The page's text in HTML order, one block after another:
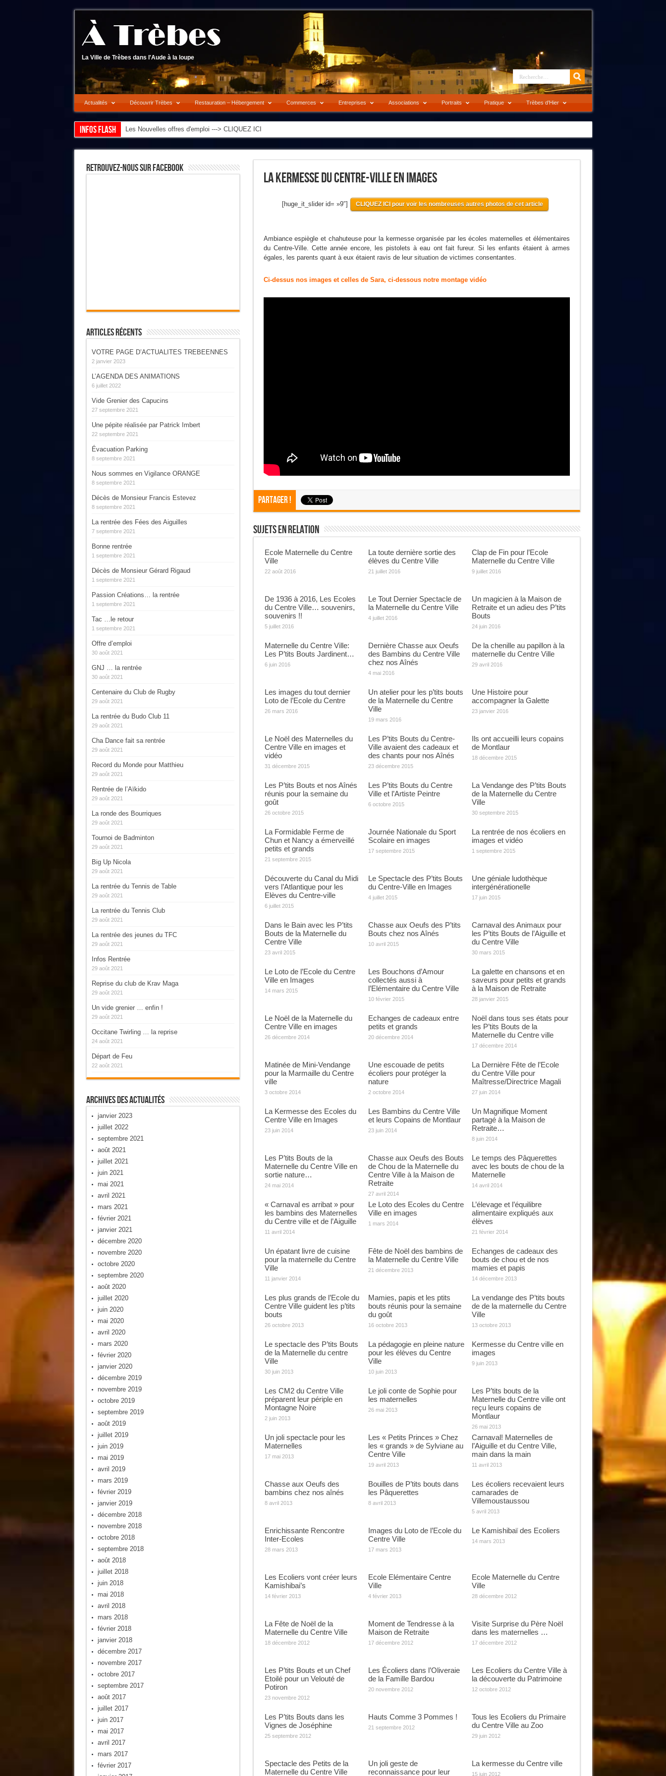
La Ville de Trèbes dans l'Aude à la loupe
Actualités Découvrir Trèbes Restauration – Hébergement Commerces Entreprises Associations Portraits Pratique Trèbes d’Hier
Infos flash Les Nouvelles offres d'emploi ---> CLIQUEZ ICI
La Kermesse Du Centre-Ville En Images
[huge_it_slider id= »9″] CLIQUEZ ICI pour voir les nombreuses autres photos de cet article
Ambiance espiègle et chahuteuse pour la kermesse organisée par les écoles maternelles et élémentaires
du Centre-Ville. Cette année encore, les pistolets à eau ont fait fureur. Si les enfants étaient à armes
égales, les parents quant à eux étaient ravis de leur situation de victimes consentantes.
Ci-dessus nos images et celles de Sara, ci-dessous notre montage vidéo
Partager !
Sujets En Relation
Ecole Maternelle du Centre
Ville
22 août 2016
La toute dernière sortie des
élèves du Centre Ville
21 juillet 2016
Clap de Fin pour l’Ecole
Maternelle du Centre Ville
9 juillet 2016
De 1936 à 2016, Les Ecoles
du Centre Ville… souvenirs,
souvenirs !!
5 juillet 2016
Le Tout Dernier Spectacle de
la Maternelle du Centre Ville
4 juillet 2016
Un magicien à la Maison de
Retraite et un adieu des P’tits
Bouts
24 juin 2016
Maternelle du Centre Ville:
Les P’tits Bouts Jardinent…
6 juin 2016
Dernière Chasse aux Oeufs
des Bambins du Centre Ville
chez nos Aînés
4 mai 2016
De la chenille au papillon à la
maternelle du Centre Ville
29 avril 2016
Les images du tout dernier
Loto de l’Ecole du Centre
26 mars 2016
Un atelier pour les p’tits bouts
de la Maternelle du Centre
Ville
19 mars 2016
Une Histoire pour
accompagner la Galette
23 janvier 2016
Le Noël des Maternelles du
Centre Ville en images et
vidéo
31 décembre 2015
Les P’tits Bouts du Centre-
Ville avaient des cadeaux et
des chants pour nos Aînés
23 décembre 2015
Ils ont accueilli leurs copains
de Montlaur
18 décembre 2015
Les P’tits Bouts et nos Aînés
réunis pour la semaine du
goût
26 octobre 2015
Les P’tits Bouts du Centre
Ville et l’Artiste Peintre
6 octobre 2015
La Vendange des P’tits Bouts
de la Maternelle du Centre
Ville
30 septembre 2015
La Formidable Ferme de
Chun et Nancy a émerveillé
petits et grands
21 septembre 2015
Journée Nationale du Sport
Scolaire en images
17 septembre 2015
La rentrée de nos écoliers en
images et vidéo
1 septembre 2015
Découverte du Canal du Midi
vers l’Atlantique pour les
Elèves du Centre-ville
6 juillet 2015
Le Spectacle des P’tits Bouts
du Centre-Ville en Images
4 juillet 2015
Une géniale ludothèque
intergénérationelle
17 juin 2015
Dans le Bain avec les P’tits
Bouts de la Maternelle du
Centre Ville
23 avril 2015
Chasse aux Oeufs des P’tits
Bouts chez nos Aînés
10 avril 2015
Carnaval des Animaux pour
les P’tits Bouts de l’Aiguille et
du Centre Ville
30 mars 2015
Le Loto de l’Ecole du Centre
Ville en Images
14 mars 2015
Les Bouchons d’Amour
collectés aussi à
l’Elémentaire du Centre Ville
10 février 2015
La galette en chansons et en
saveurs pour petits et grands
à la Maison de Retraite
28 janvier 2015
Le Noël de la Maternelle du
Centre Ville en images
26 décembre 2014
Echanges de cadeaux entre
petits et grands
20 décembre 2014
Noël dans tous ses états pour
les P’tits Bouts de la
Maternelle du Centre ville
17 décembre 2014
Matinée de Mini-Vendange
pour la Marmaille du Centre
ville
3 octobre 2014
Une escouade de petits
écoliers pour protéger la
nature
2 octobre 2014
La Dernière Fête de l’Ecole
du Centre Ville pour
Maîtresse/Directrice Magali
27 juin 2014
La Kermesse des Ecoles du
Centre Ville en Images
23 juin 2014
Les Bambins du Centre Ville
et leurs Copains de Montlaur
23 juin 2014
Un Magnifique Moment
partagé à la Maison de
Retraite…
8 juin 2014
Les P’tits Bouts de la
Maternelle du Centre Ville en
sortie nature…
24 mai 2014
Chasse aux Oeufs des Bouts
de Chou de la Maternelle du
Centre Ville à la Maison de
Retraite
27 avril 2014
Le temps des Pâquerettes
avec les bouts de chou de la
Maternelle
14 avril 2014
« Carnaval es arribat » pour
les bambins des Maternelles
du Centre ville et de l’Aiguille
11 avril 2014
Le Loto des Ecoles du Centre
Ville en images
1 mars 2014
L’élevage et l’équilibre
alimentaire expliqués aux
élèves
21 février 2014
Un épatant livre de cuisine
pour la maternelle du Centre
Ville
11 janvier 2014
Fête de Noël des bambins de
la Maternelle du Centre Ville
21 décembre 2013
Echanges de cadeaux des
bouts de chou et de nos
mamies et papis
14 décembre 2013
Les plus grands de l’Ecole du
Centre Ville guident les p’tits
bouts
26 octobre 2013
Mamies, papis et les ptits
bouts réunis pour la semaine
du goût
16 octobre 2013
La vendange des P’tits bouts
de de la maternelle du Centre
Ville
13 octobre 2013
Le spectacle des P’tits Bouts
de la Maternelle du centre
Ville
30 juin 2013
La pédagogie en pleine nature
pour les élèves du Centre
Ville
10 juin 2013
Kermesse du Centre ville en
images
9 juin 2013
Les CM2 du Centre Ville
préparent leur périple en
Montagne Noire
2 juin 2013
Le joli conte de Sophie pour
les maternelles
26 mai 2013
Les P’tits bouts de la
Maternelle du Centre ville ont
reçu leurs copains de
Montlaur
26 mai 2013
Un joli spectacle pour les
Maternelles
17 mai 2013
Les « Petits Princes » Chez
les « grands » de Sylviane au
Centre Ville
19 avril 2013
Carnaval! Maternelles de
l’Aiguille et du Centre Ville,
main dans la main
11 avril 2013
Chasse aux Oeufs des
bambins chez nos aînés
8 avril 2013
Bouilles de P’tits bouts dans
les Pâquerettes
8 avril 2013
Les écoliers recevaient leurs
camarades de
Villemoustaussou
5 avril 2013
Enrichissante Rencontre
Inter-Ecoles
28 mars 2013
Images du Loto de l’Ecole du
Centre Ville
17 mars 2013
Le Kamishibaï des Ecoliers
14 mars 2013
Les Ecoliers vont créer leurs
Kamishibai’s
14 février 2013
Ecole Elémentaire Centre
Ville
4 février 2013
Ecole Maternelle du Centre
Ville
28 décembre 2012
La Fête de Noël de la
Maternelle du Centre Ville
18 décembre 2012
Moment de Tendresse à la
Maison de Retraite
17 décembre 2012
Visite Surprise du Père Noël
dans les maternelles …
17 décembre 2012
Les P’tits Bouts et un Chef
Etoilé pour un Velouté de
Potiron
23 novembre 2012
Les Écoliers dans l’Oliveraie
de la Famille Bardou
20 novembre 2012
Les Ecoliers du Centre Ville à
la découverte du Patrimoine
12 octobre 2012
Les P’tits Bouts dans les
Vignes de Joséphine
25 septembre 2012
Hauts Comme 3 Pommes !
21 septembre 2012
Tous les Ecoliers du Primaire
du Centre Ville au Zoo
29 juin 2012
Spectacle des Petits de la
Maternelle du Centre Ville
Un joli geste de
reconnaissance pour leur
La kermesse du Centre ville
15 juin 2012
Retrouvez-Nous Sur Facebook
Articles Récents
VOTRE PAGE D’ACTUALITES TREBEENNES
2 janvier 2023
L’AGENDA DES ANIMATIONS
6 juillet 2022
Vide Grenier des Capucins
27 septembre 2021
Une pépite réalisée par Patrick Imbert
22 septembre 2021
Évacuation Parking
8 septembre 2021
Nous sommes en Vigilance ORANGE
8 septembre 2021
Décès de Monsieur Francis Estevez
8 septembre 2021
La rentrée des Fées des Aiguilles
7 septembre 2021
Bonne rentrée
1 septembre 2021
Décès de Monsieur Gérard Rigaud
1 septembre 2021
Passion Créations… la rentrée
1 septembre 2021
Tac …le retour
1 septembre 2021
Offre d’emploi
30 août 2021
GNJ … la rentrée
30 août 2021
Centenaire du Club de Rugby
29 août 2021
La rentrée du Budo Club 11
29 août 2021
Cha Dance fait sa rentrée
29 août 2021
Record du Monde pour Matthieu
29 août 2021
Rentrée de l’Aïkido
29 août 2021
La ronde des Bourriques
29 août 2021
Tournoi de Badminton
29 août 2021
Big Up Nicola
29 août 2021
La rentrée du Tennis de Table
29 août 2021
La rentrée du Tennis Club
29 août 2021
La rentrée des jeunes du TFC
29 août 2021
Infos Rentrée
29 août 2021
Reprise du club de Krav Maga
29 août 2021
Un vide grenier … enfin !
29 août 2021
Occitane Twirling … la reprise
24 août 2021
Départ de Feu
22 août 2021
Archives Des Actualités
janvier 2023
juillet 2022
septembre 2021
août 2021
juillet 2021
juin 2021
mai 2021
avril 2021
mars 2021
février 2021
janvier 2021
décembre 2020
novembre 2020
octobre 2020
septembre 2020
août 2020
juillet 2020
juin 2020
mai 2020
avril 2020
mars 2020
février 2020
janvier 2020
décembre 2019
novembre 2019
octobre 2019
septembre 2019
août 2019
juillet 2019
juin 2019
mai 2019
avril 2019
mars 2019
février 2019
janvier 2019
décembre 2018
novembre 2018
octobre 2018
septembre 2018
août 2018
juillet 2018
juin 2018
mai 2018
avril 2018
mars 2018
février 2018
janvier 2018
décembre 2017
novembre 2017
octobre 2017
septembre 2017
août 2017
juillet 2017
juin 2017
mai 2017
avril 2017
mars 2017
février 2017